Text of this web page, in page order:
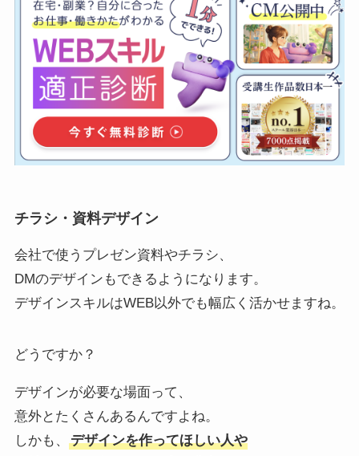
チラシ・資料デザイン
会社で使うプレゼン資料やチラシ、
DMのデザインもできるようになります。
デザインスキルはWEB以外でも幅広く活かせますね。
どうですか？
デザインが必要な場面って、
意外とたくさんあるんですよね。
しかも、
デザインを作ってほしい人や